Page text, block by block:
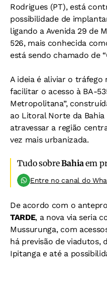
Rodrigues (PT), está
possibilidade de
ligando a Avenida 29 de
526, mais conhecida
está sendo chamado de
A ideia é aliviar o tráfego
facilitar o acesso à BA-
Metropolitana”,
ao Litoral Norte da Bahia
atravessar a região
vez mais urbanizada.
Tudo sobreBahiaem
Entre no canal do
De acordo com o
TARDE, a nova via seria
Mussurunga, com
há previsão de viadutos,
Ipitanga e até a